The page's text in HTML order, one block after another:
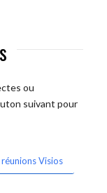
ou
suivant pour
Visios